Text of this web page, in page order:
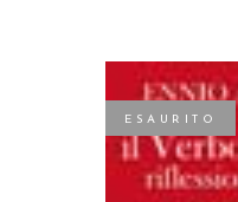
ESAURITO